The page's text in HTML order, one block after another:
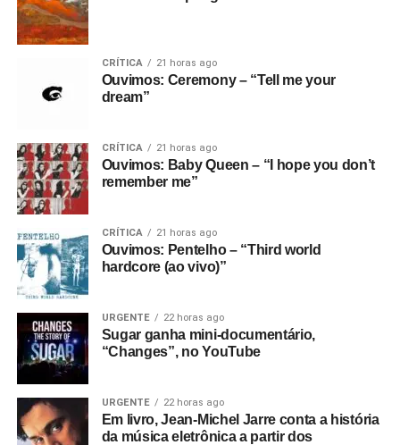
CRÍTICA 21 horas ago
Ouvimos: Ceremony – “Tell me your
dream”
CRÍTICA 21 horas ago
Ouvimos: Baby Queen – “I hope you don’t
remember me”
CRÍTICA 21 horas ago
Ouvimos: Pentelho – “Third world
hardcore (ao vivo)”
URGENTE 22 horas ago
Sugar ganha mini-documentário,
“Changes”, no YouTube
URGENTE 22 horas ago
Em livro, Jean-Michel Jarre conta a história
da música eletrônica a partir dos